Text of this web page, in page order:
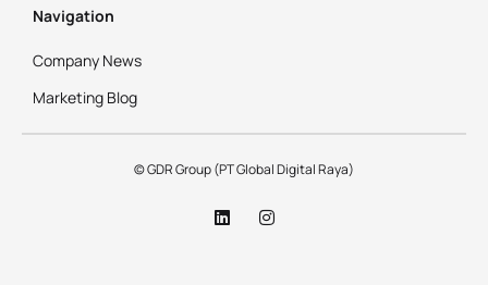
Navigation
Company News
Marketing Blog
© GDR Group (PT Global Digital Raya)
L
i
I
n